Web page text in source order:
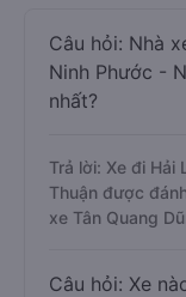
Câu hỏi: Nhà
Ninh Phước -
nhất?
Trả lời: Xe đi Hải
Thuận được
xe Tân Quang
Câu hỏi: Xe